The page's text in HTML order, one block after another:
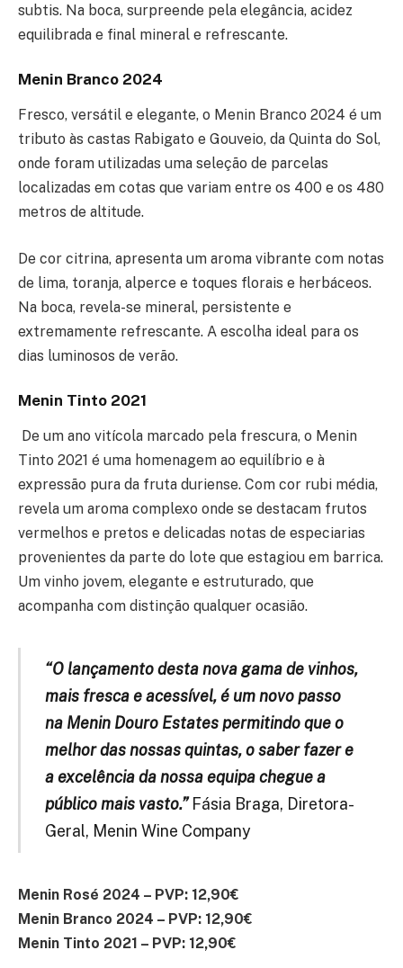
subtis. Na boca, surpreende pela elegância, acidez
equilibrada e final mineral e refrescante.
Menin Branco 2024
Fresco, versátil e elegante, o Menin Branco 2024 é um
tributo às castas Rabigato e Gouveio, da Quinta do Sol,
onde foram utilizadas uma seleção de parcelas
localizadas em cotas que variam entre os 400 e os 480
metros de altitude.
De cor citrina, apresenta um aroma vibrante com notas
de lima, toranja, alperce e toques florais e herbáceos.
Na boca, revela-se mineral, persistente e
extremamente refrescante. A escolha ideal para os
dias luminosos de verão.
Menin Tinto 2021
De um ano vitícola marcado pela frescura, o Menin
Tinto 2021 é uma homenagem ao equilíbrio e à
expressão pura da fruta duriense. Com cor rubi média,
revela um aroma complexo onde se destacam frutos
vermelhos e pretos e delicadas notas de especiarias
provenientes da parte do lote que estagiou em barrica.
Um vinho jovem, elegante e estruturado, que
acompanha com distinção qualquer ocasião.
“O lançamento desta nova gama de vinhos,
mais fresca e acessível, é um novo passo
na Menin Douro Estates permitindo que o
melhor das nossas quintas,o saber fazer e
a excelência da nossa equipa chegue a
público mais vasto.” Fásia Braga, Diretora-
Geral, Menin Wine Company
Menin Rosé 2024 – PVP: 12,90€
Menin Branco 2024 – PVP: 12,90€
Menin Tinto 2021 – PVP: 12,90€